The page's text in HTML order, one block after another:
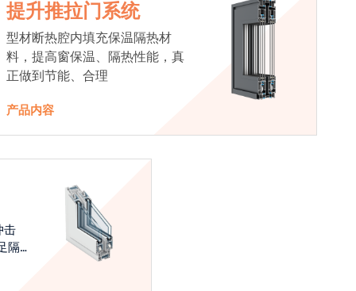
提升推拉门系统
型材断热腔内填充保温隔热材
料，提高窗保温、隔热性能，真
正做到节能、合理
产品内容
击
隔